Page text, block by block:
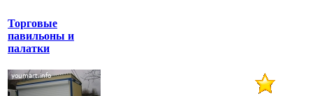
Торговые
павильоны и
палатки